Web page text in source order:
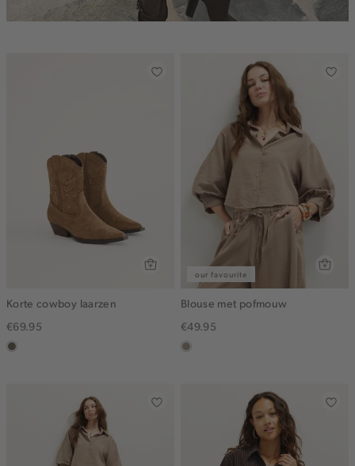
Korte cowboy laarzen
€69.95
middenbruin
our favourite
Blouse met pofmouw
€49.95
taupe,